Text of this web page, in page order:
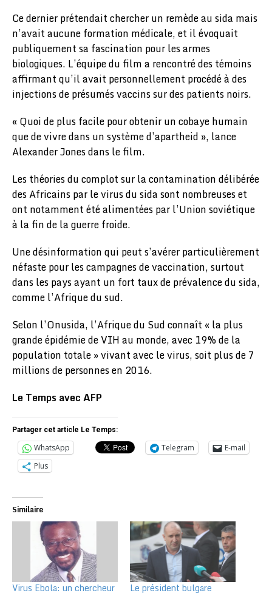
Ce dernier prétendait chercher un remède au sida mais
n’avait aucune formation médicale, et il évoquait
publiquement sa fascination pour les armes
biologiques. L’équipe du film a rencontré des témoins
affirmant qu’il avait personnellement procédé à des
injections de présumés vaccins sur des patients noirs.
« Quoi de plus facile pour obtenir un cobaye humain
que de vivre dans un système d’apartheid », lance
Alexander Jones dans le film.
Les théories du complot sur la contamination délibérée
des Africains par le virus du sida sont nombreuses et
ont notamment été alimentées par l’Union soviétique
à la fin de la guerre froide.
Une désinformation qui peut s’avérer particulièrement
néfaste pour les campagnes de vaccination, surtout
dans les pays ayant un fort taux de prévalence du sida,
comme l’Afrique du sud.
Selon l’Onusida, l’Afrique du Sud connaît « la plus
grande épidémie de VIH au monde, avec 19% de la
population totale » vivant avec le virus, soit plus de 7
millions de personnes en 2016.
Le Temps avec AFP
Partager cet article Le Temps:
WhatsApp Telegram
E-mail
Plus
Similaire
Virus Ebola: un chercheur
Le président bulgare